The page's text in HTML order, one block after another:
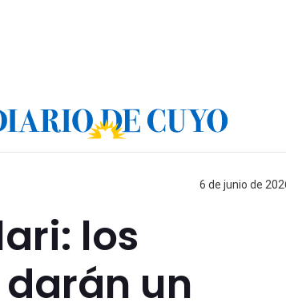
6 de junio de
los
un